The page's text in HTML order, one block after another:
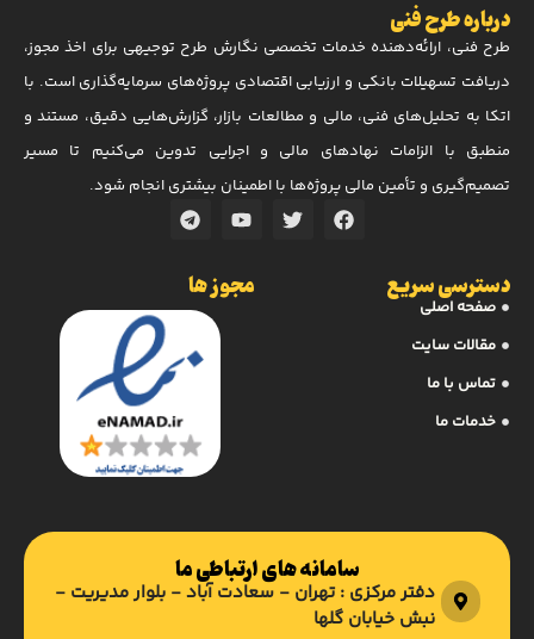
درباره طرح فنی
طرح فنی، ارائه‌دهنده خدمات تخصصی نگارش طرح توجیهی برای اخذ مجوز،
دریافت تسهیلات بانکی و ارزیابی اقتصادی پروژه‌های سرمایه‌گذاری است. با
اتکا به تحلیل‌های فنی، مالی و مطالعات بازار، گزارش‌هایی دقیق، مستند و
منطبق با الزامات نهادهای مالی و اجرایی تدوین می‌کنیم تا مسیر
تصمیم‌گیری و تأمین مالی پروژه‌ها با اطمینان بیشتری انجام شود.
دسترسی سریع
صفحه اصلی
مقالات سایت
تماس با ما
خدمات ما
مجوز ها
سامانه های ارتباطی ما
دفتر مرکزی : تهران - سعادت آباد - بلوار مدیریت -
نبش خیابان گلها